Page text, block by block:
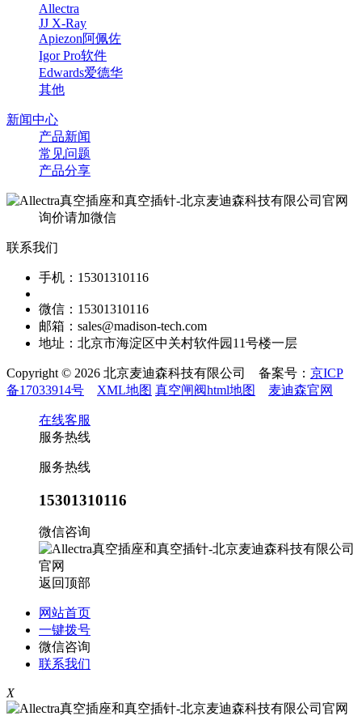
Allectra
JJ X-Ray
Apiezon阿佩佐
Igor Pro软件
Edwards爱德华
其他
新闻中心
产品新闻
常见问题
产品分享
询价请加微信
联系我们
手机：15301310116
微信：15301310116
邮箱：sales@madison-tech.com
地址：北京市海淀区中关村软件园11号楼一层
Copyright © 2026 北京麦迪森科技有限公司 备案号： 京ICP
备17033914号
XML地图 真空闸阀html地图 麦迪森官网
在线客服
服务热线
服务热线
15301310116
微信咨询
返回顶部
网站首页
一键拨号
微信咨询
联系我们
X